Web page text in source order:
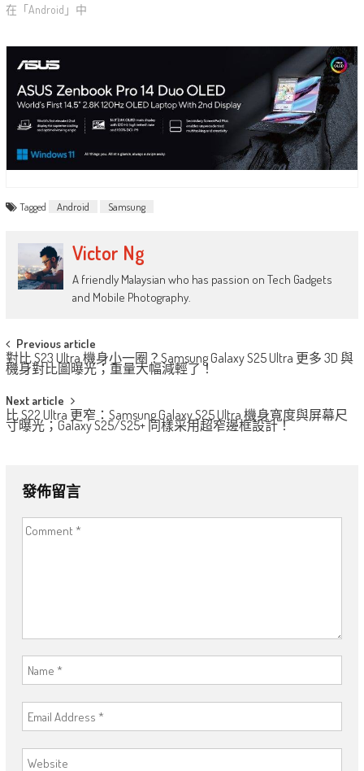
在「Android」中
Tagged Android Samsung
Victor Ng
A friendly Malaysian who has passion on Tech Gadgets
and Mobile Photography.
Post
navigation
Previous article
對比 S23 Ultra 機身小一圈？Samsung Galaxy S25 Ultra 更多 3D 與
機身對比圖曝光；重量大幅減輕了！
Next article
比 S22 Ultra 更窄：Samsung Galaxy S25 Ultra 機身寬度與屏幕尺
寸曝光；Galaxy S25/S25+ 同樣采用超窄邊框設計！
發佈留言